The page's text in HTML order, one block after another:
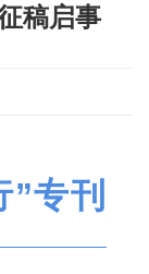
稿启事
专刊